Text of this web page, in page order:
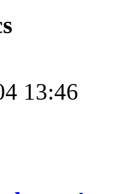
13:46